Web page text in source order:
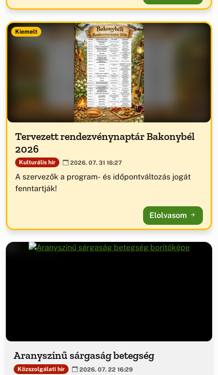
Kiemelt
Tervezett rendezvénynaptár Bakonybél
2026
Kulturális hír 2026. 07. 31 16:27
A szervezők a program- és időpontváltozás jogát
fenntartják!
Elolvasom
Aranyszínű sárgaság betegség
Közszolgálati hír 2026. 07. 22 16:29